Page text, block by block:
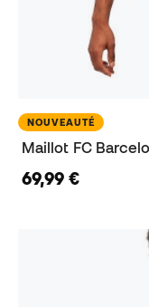
NOUVEAUTÉ
Maillot FC
69,99 €